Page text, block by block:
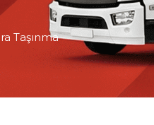
Taşınma